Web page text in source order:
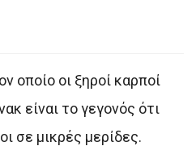
οποίο οι ξηροί καρποί
είναι το γεγονός ότι
σε μικρές μερίδες.